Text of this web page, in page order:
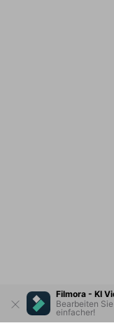
Filmora - KI
Bearbeiten
einfacher!